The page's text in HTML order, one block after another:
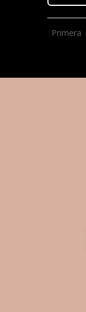
Primera